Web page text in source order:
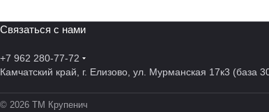
Связаться с нами
+7 962 280-77-72
Камчатский край, г. Елизово, ул. Мурманская 17к3 (база
© 2026 ТМ Крупенич